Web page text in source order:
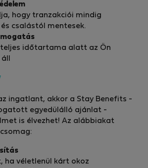
hogy tranzakciói mindig
csalástól mentesek.
teljes időtartama alatt az Ön
ingatlant, akkor a Stay Benefits -
egyedülálló ajánlat -
is élvezhet! Az alábbiakat
ha véletlenül kárt okoz